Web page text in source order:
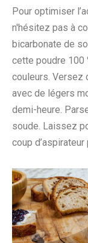
Pour optimiser
n'hésitez pas à
bicarbonate de
cette poudre 100
couleurs. Versez
avec de légers
demi-heure.
soude. Laissez
coup